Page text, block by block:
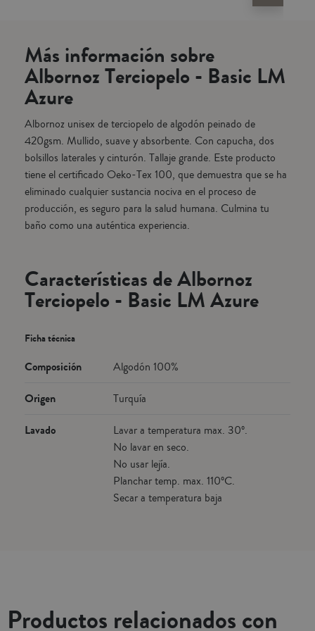
ha eliminado cualquier sustancia nociva en el proceso de producción,
Más información sobre
Albornoz Terciopelo - Basic LM
Azure
Albornoz unisex de terciopelo de algodón peinado de
420gsm. Mullido, suave y absorbente. Con capucha, dos
bolsillos laterales y cinturón. Tallaje grande. Este producto
tiene el certificado Oeko-Tex 100, que demuestra que se ha
eliminado cualquier sustancia nociva en el proceso de
producción, es seguro para la salud humana. Culmina tu
baño como una auténtica experiencia.
Características de Albornoz
Terciopelo - Basic LM Azure
Ficha técnica
Composición Algodón 100%
Origen Turquía
Lavado
Lavar a temperatura max. 30º.
No lavar en seco.
No usar lejía.
Planchar temp. max. 110ºC.
Secar a temperatura baja
Productos relacionados con